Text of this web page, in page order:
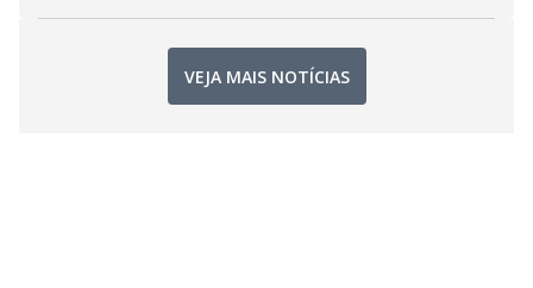
VEJA MAIS NOTÍCIAS